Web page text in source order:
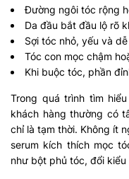
Đường ngôi tóc rộng
Da đầu bắt đầu lộ rõ
Sợi tóc nhỏ, yếu và
Tóc con mọc chậm
Khi buộc tóc, phần
Trong quá trình tìm
khách hàng thường có
chỉ là tạm thời. Không ít
serum kích thích mọc
như bột phủ tóc, đổi